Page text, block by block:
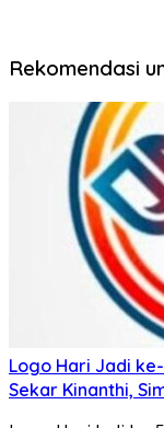
Rekomendasi
Logo Hari Jadi
Sekar Kinanthi,